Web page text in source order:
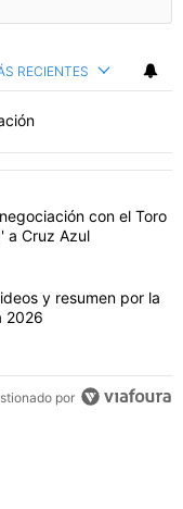
RECIENTES
en los
un detalle clave
con el Toro
Cruz Azul
Azul 2-3 Atlante:
y resumen por la